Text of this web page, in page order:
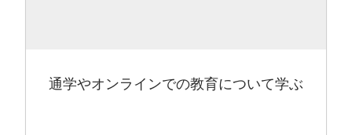
通学やオンラインでの教育について学ぶ